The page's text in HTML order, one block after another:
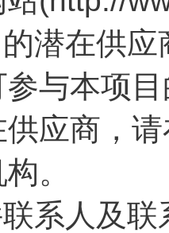
潜在供
与本项
应商，
。
系人及